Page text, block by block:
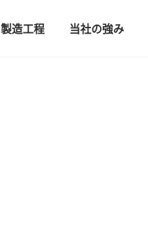
製造工程 当社の強み